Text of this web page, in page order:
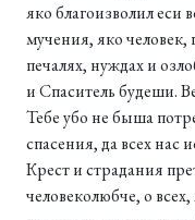
яко благоизволил еси
мучения, яко человек,
печалях, нуждах и
и Спаситель будеши.
Тебе убо не быша
спасения, да всех
Крест и страдания
человеколюбче, о